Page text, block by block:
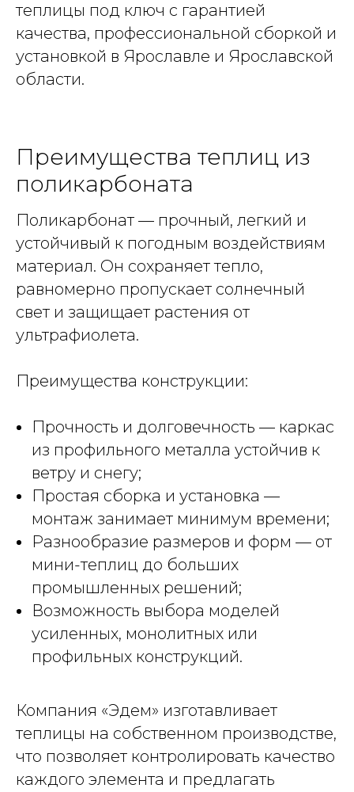
теплицы под ключ с гарантией
качества, профессиональной сборкой и
установкой в Ярославле и Ярославской
области.
Преимущества теплиц из
поликарбоната
Поликарбонат — прочный, легкий и
устойчивый к погодным воздействиям
материал. Он сохраняет тепло,
равномерно пропускает солнечный
свет и защищает растения от
ультрафиолета.
Преимущества конструкции:
Прочность и долговечность — каркас
из профильного металла устойчив к
ветру и снегу;
Простая сборка и установка —
монтаж занимает минимум времени;
Разнообразие размеров и форм — от
мини-теплиц до больших
промышленных решений;
Возможность выбора моделей
усиленных, монолитных или
профильных конструкций.
Компания «Эдем» изготавливает
теплицы на собственном производстве,
что позволяет контролировать качество
каждого элемента и предлагать